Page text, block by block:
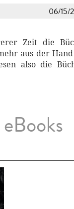
06/15/
Zeit die
aus der
also die